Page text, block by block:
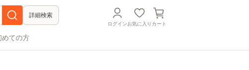
詳細検索
ログインお気に入り カート
めての方